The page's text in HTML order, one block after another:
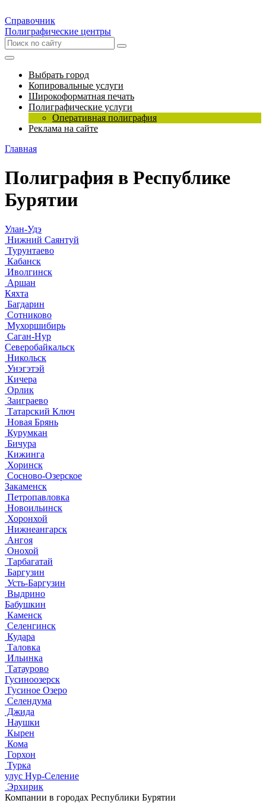
Справочник
Полиграфические центры
Выбрать город
Копировальные услуги
Широкоформатная печать
Полиграфические услуги
Оперативная полиграфия
Реклама на сайте
Главная
Полиграфия в Республике
Бурятии
Улан-Удэ
Нижний Саянтуй
Турунтаево
Кабанск
Иволгинск
Аршан
Кяхта
Багдарин
Сотниково
Мухоршибирь
Саган-Нур
Северобайкальск
Никольск
Унэгэтэй
Кичера
Орлик
Заиграево
Татарский Ключ
Новая Брянь
Курумкан
Бичура
Кижинга
Хоринск
Сосново-Озерское
Закаменск
Петропавловка
Новоильинск
Хоронхой
Нижнеангарск
Ангоя
Онохой
Тарбагатай
Баргузин
Усть-Баргузин
Выдрино
Бабушкин
Каменск
Селенгинск
Кудара
Таловка
Ильинка
Татаурово
Гусиноозерск
Гусиное Озеро
Селендума
Джида
Наушки
Кырен
Кома
Горхон
Турка
улус Нур-Селение
Эрхирик
Компании в городах Республики Бурятии